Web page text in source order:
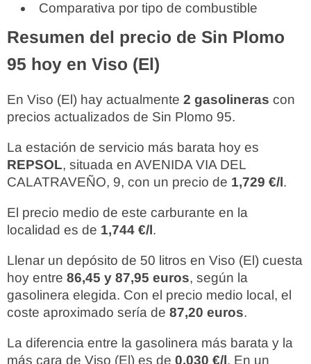
Comparativa por tipo de combustible
Resumen del precio de Sin Plomo
95 hoy en Viso (El)
En Viso (El) hay actualmente 2 gasolineras con
precios actualizados de Sin Plomo 95.
La estación de servicio más barata hoy es
REPSOL, situada en AVENIDA VIA DEL
CALATRAVEÑO, 9, con un precio de 1,729 €/l.
El precio medio de este carburante en la
localidad es de 1,744 €/l.
Llenar un depósito de 50 litros en Viso (El) cuesta
hoy entre 86,45 y 87,95 euros, según la
gasolinera elegida. Con el precio medio local, el
coste aproximado sería de 87,20 euros.
La diferencia entre la gasolinera más barata y la
más cara de Viso (El) es de 0,030 €/l. En un